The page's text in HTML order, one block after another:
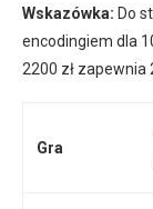
Wskazówka: Do
encodingiem dla
2200 zł zapewnia
Gra